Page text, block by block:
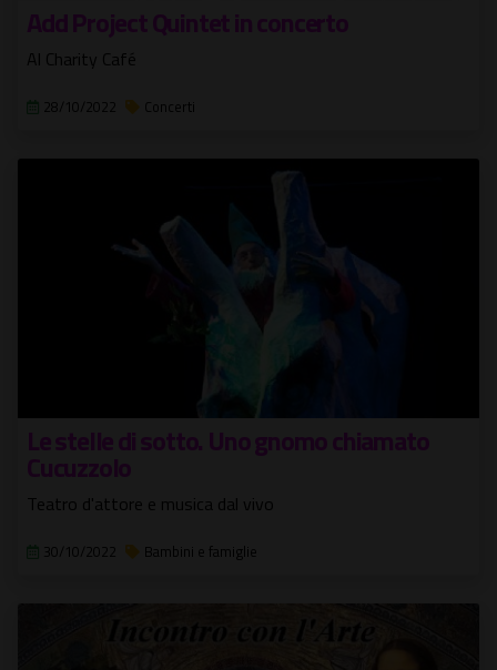
Add Project Quintet in concerto
Al Charity Café
28/10/2022 Concerti
Le stelle di sotto. Uno gnomo chiamato
Cucuzzolo
Teatro d'attore e musica dal vivo
30/10/2022 Bambini e famiglie